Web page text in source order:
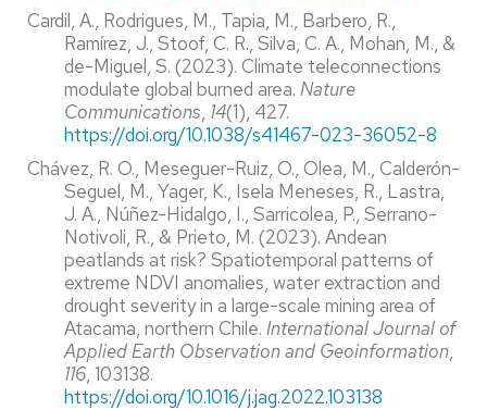
Cardil, A., Rodrigues, M., Tapia, M., Barbero, R.,
Ramírez, J., Stoof, C. R., Silva, C. A., Mohan, M., &
de-Miguel, S. (2023). Climate teleconnections
modulate global burned area. Nature
Communications, 14(1), 427.
https://doi.org/10.1038/s41467-023-36052-8
Chávez, R. O., Meseguer-Ruiz, O., Olea, M., Calderón-
Seguel, M., Yager, K., Isela Meneses, R., Lastra,
J. A., Núñez-Hidalgo, I., Sarricolea, P., Serrano-
Notivoli, R., & Prieto, M. (2023). Andean
peatlands at risk? Spatiotemporal patterns of
extreme NDVI anomalies, water extraction and
drought severity in a large-scale mining area of
Atacama, northern Chile. International Journal of
Applied Earth Observation and Geoinformation,
116, 103138.
https://doi.org/10.1016/j.jag.2022.103138